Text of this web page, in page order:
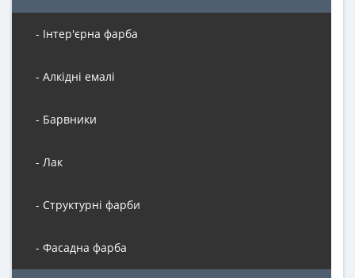
- Інтер'єрна фарба
- Алкідні емалі
- Барвники
- Лак
- Структурні фарби
- Фасадна фарба